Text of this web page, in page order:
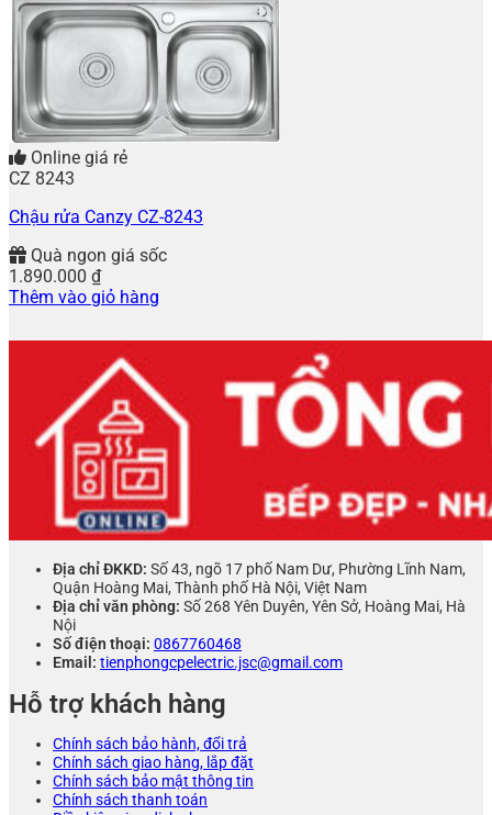
Online giá rẻ
CZ 8243
Chậu rửa Canzy CZ-8243
Quà ngon giá sốc
1.890.000 ₫
Thêm vào giỏ hàng
Địa chỉ ĐKKD: Số 43, ngõ 17 phố Nam Dư, Phường Lĩnh Nam,
Quận Hoàng Mai, Thành phố Hà Nội, Việt Nam
Địa chỉ văn phòng: Số 268 Yên Duyên, Yên Sở, Hoàng Mai, Hà
Nội
Số điện thoại: 0867760468
Email: tienphongcpelectric.jsc@gmail.com
Hỗ trợ khách hàng
Chính sách bảo hành, đổi trả
Chính sách giao hàng, lắp đặt
Chính sách bảo mật thông tin
Chính sách thanh toán